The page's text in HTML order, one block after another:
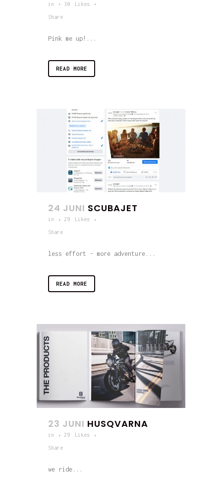
in 30 Likes
Share
Pink me up!...
READ MORE
24 JUNI SCUBAJET
in 29 Likes
Share
less effort - more adventure...
READ MORE
23 JUNI HUSQVARNA
in 29 Likes
Share
we ride...